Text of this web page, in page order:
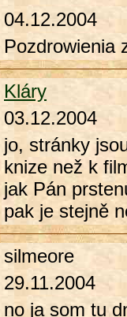
04.12.2004
Pozdrowienia
Kláry
03.12.2004
jo, stránky
knize než k
jak Pán
pak je stejně
silmeore
29.11.2004
no ja som tu